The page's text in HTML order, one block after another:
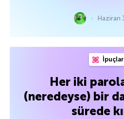
Haziran
Her iki
(neredeyse) bir
sürede